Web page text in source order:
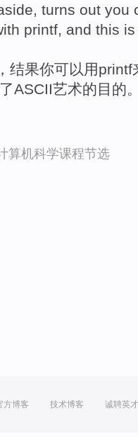
turns out you
printf, and this
结果你可以用
ASCII艺术的目的
算机科学课程节选
方博客 技术博客 诚聘英才